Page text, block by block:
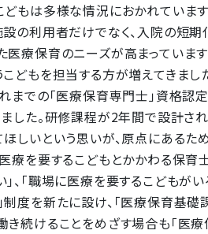
もは多様な情況におかれています
の利用者だけでなく、入院の短
療保育のニーズが高まっていま
どもを担当する方が増えてきま
までの「医療保育専門士」資格
した。研修課程が2年間で設計
しいという思いが、原点にあるため
療を要するこどもとかかわる保育
、「職場に医療を要するこどもが
度を新たに設け、「医療保育基礎
続けることをめざす場合も「医